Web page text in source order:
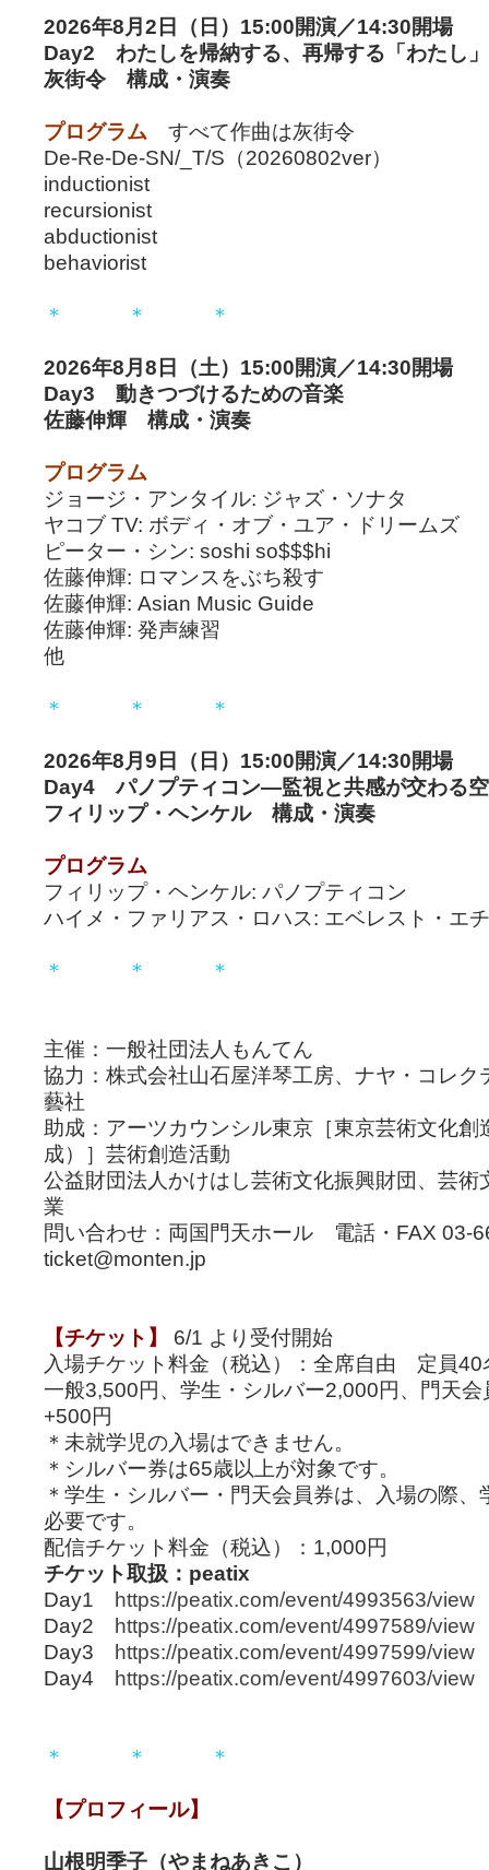
2026年8月2日（日）15:00開演／14:30開場
Day2 わたしを帰納する、再帰する「わたし」
灰街令 構成・演奏
プログラム すべて作曲は灰街令
De-Re-De-SN/_T/S（20260802ver）
inductionist
recursionist
abductionist
behaviorist
＊ ＊ ＊
2026年8月8日（土）15:00開演／14:30開場
Day3 動きつづけるための音楽
佐藤伸輝 構成・演奏
プログラム
ジョージ・アンタイル: ジャズ・ソナタ
ヤコブ TV: ボディ・オブ・ユア・ドリームズ
ピーター・シン: soshi so$$$hi
佐藤伸輝: ロマンスをぶち殺す
佐藤伸輝: Asian Music Guide
佐藤伸輝: 発声練習
他
＊ ＊ ＊
2026年8月9日（日）15:00開演／14:30開場
Day4 パノプティコン―監視と共感が交わる
フィリップ・ヘンケル 構成・演奏
プログラム
フィリップ・ヘンケル: パノプティコン
ハイメ・ファリアス・ロハス: エベレスト・エ
＊ ＊ ＊
主催：一般社団法人もんてん
協力：株式会社山石屋洋琴工房、ナヤ・コレク
藝社
助成：アーツカウンシル東京［東京芸術文化創
成）］芸術創造活動
公益財団法人かけはし芸術文化振興財団、芸術
業
問い合わせ：両国門天ホール 電話・FAX 03-
ticket@monten.jp
【チケット】
6/1 より受付開始
入場チケット料金（税込）：全席自由 定員40
一般3,500円、学生・シルバー2,000円、門天
+500円
＊未就学児の入場はできません。
＊シルバー券は65歳以上が対象です。
＊学生・シルバー・門天会員券は、入場の際、
必要です。
配信チケット料金（税込）：1,000円
チケット取扱：peatix
Day1
https://peatix.com/event/4993563/view
Day2
https://peatix.com/event/4997589/view
Day3
https://peatix.com/event/4997599/view
Day4
https://peatix.com/event/4997603/view
＊ ＊ ＊
【プロフィール】
山根明季子（やまねあきこ）